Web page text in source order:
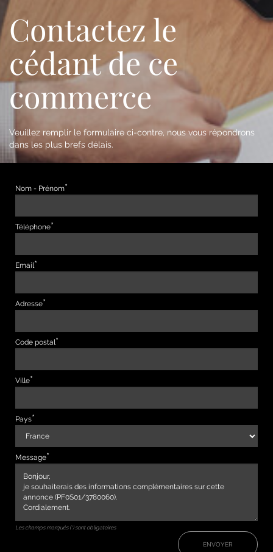
Contactez le
cédant de ce
commerce
Veuillez remplir le formulaire ci-contre, nous vous répondrons
dans les plus brefs délais.
Nom - Prénom
Téléphone
Email
Adresse
Code postal
Ville
Pays
Message
Les champs marqués (*) sont obligatoires
ENVOYER